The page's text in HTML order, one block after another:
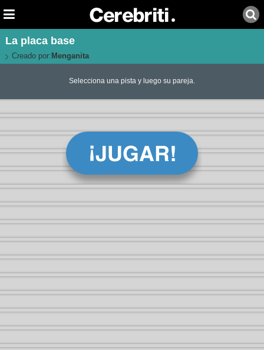
La placa base
Creado por: Menganita
Selecciona una pista y luego su pareja.